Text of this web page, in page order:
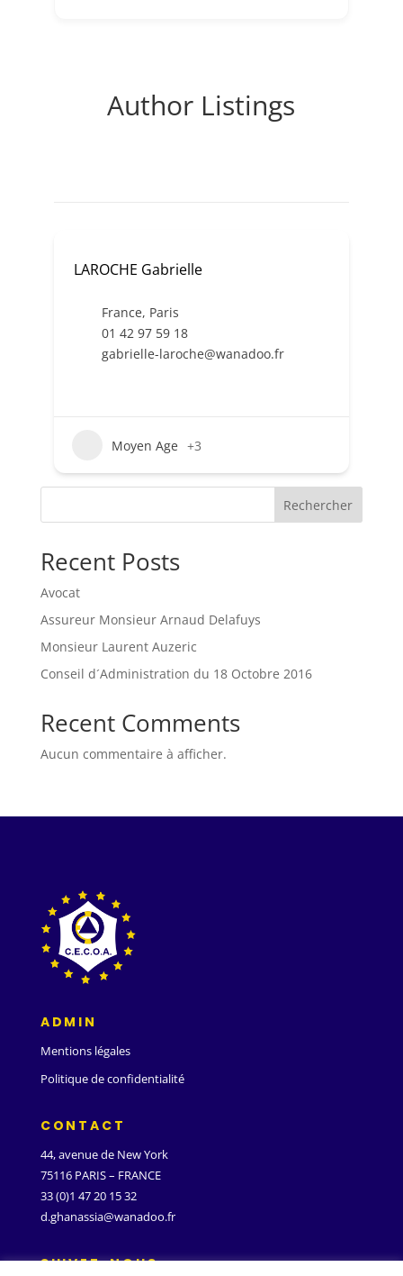
Author Listings
LAROCHE Gabrielle
France, Paris
01 42 97 59 18
gabrielle-laroche@wanadoo.fr
Moyen Age +3
Rechercher
Recent Posts
Avocat
Assureur Monsieur Arnaud Delafuys
Monsieur Laurent Auzeric
Conseil d´Administration du 18 Octobre 2016
Recent Comments
Aucun commentaire à afficher.
ADMIN
Mentions légales
Politique de confidentialité
CONTACT
44, avenue de New York
75116 PARIS – FRANCE
33 (0)1 47 20 15 32
d.ghanassia@wanadoo.fr
SUIVEZ-NOUS